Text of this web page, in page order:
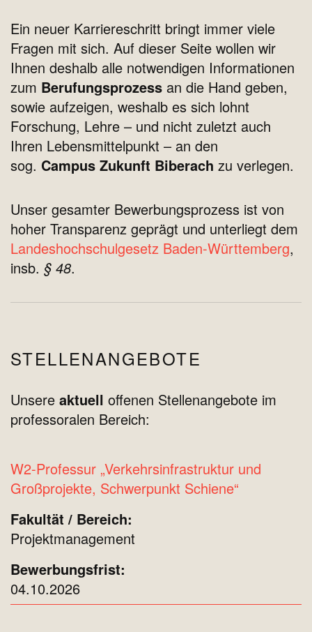
Ein neuer Karriereschritt bringt immer viele
Fragen mit sich. Auf dieser Seite wollen wir
Ihnen deshalb alle notwendigen Informationen
zum Berufungsprozess an die Hand geben,
sowie aufzeigen, weshalb es sich lohnt
Forschung, Lehre – und nicht zuletzt auch
Ihren Lebensmittelpunkt – an den
sog. Campus Zukunft Biberach zu verlegen.
Unser gesamter Bewerbungsprozess ist von
hoher Transparenz geprägt und unterliegt dem
Landeshochschulgesetz Baden-Württemberg,
insb. § 48.
STELLENANGEBOTE
Unsere aktuell offenen Stellenangebote im
professoralen Bereich:
W2-Professur „Verkehrsinfrastruktur und
Großprojekte, Schwerpunkt Schiene“
Projektmanagement
04.10.2026